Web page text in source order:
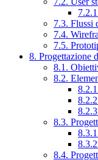
7.3. Flussi
7.4.
7.5.
8. Progettazione
8.1.
8.2.
8.3.
8.4.